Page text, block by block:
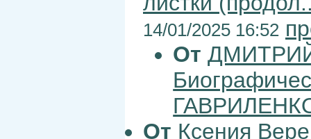
14/01/2025 16:52
От
От Ксения